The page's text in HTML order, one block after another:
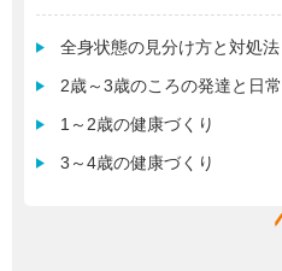
全身状態の見分け方と対処法
2歳～3歳のころの発達と日
1～2歳の健康づくり
3～4歳の健康づくり